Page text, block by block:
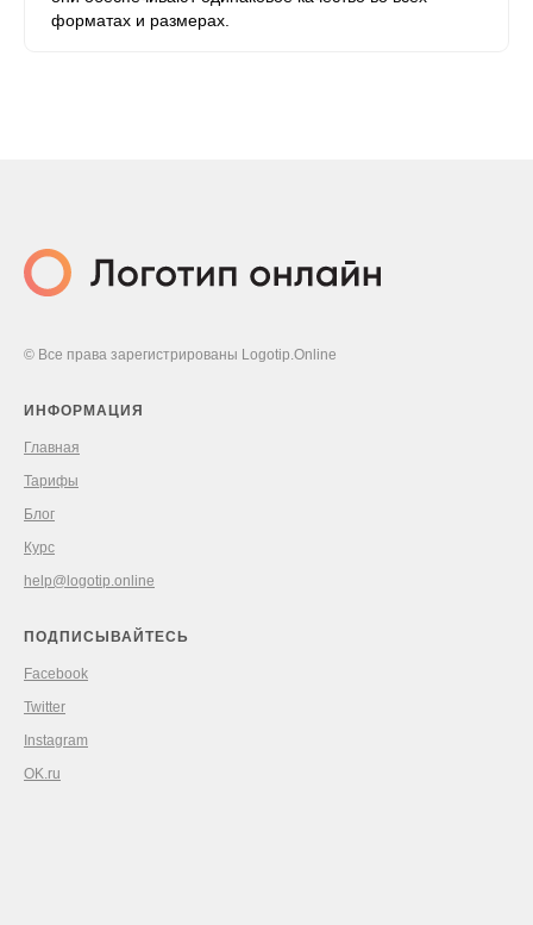
форматах и ​​размерах.
© Все права зарегистрированы Logotip.Online
ИНФОРМАЦИЯ
Главная
Тарифы
Блог
Курс
help@logotip.online
ПОДПИСЫВАЙТЕСЬ
Facebook
Twitter
Instagram
OK.ru